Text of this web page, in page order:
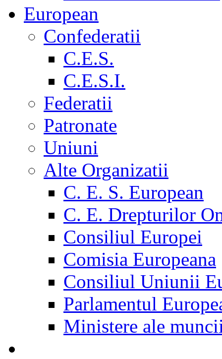
European
Confederatii
C.E.S.
C.E.S.I.
Federatii
Patronate
Uniuni
Alte Organizatii
C. E. S. European
C. E. Drepturilor
Consiliul Europei
Comisia Europeana
Consiliul Uniunii
Parlamentul
Ministere ale